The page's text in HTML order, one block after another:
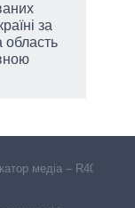
за
область
медіа – R40-